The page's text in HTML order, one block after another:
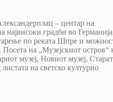
– центар на
највисоки градби во
по реката Шпре и
на „Музејскиот остров“
музеј, Новиот музеј,
на светско културно